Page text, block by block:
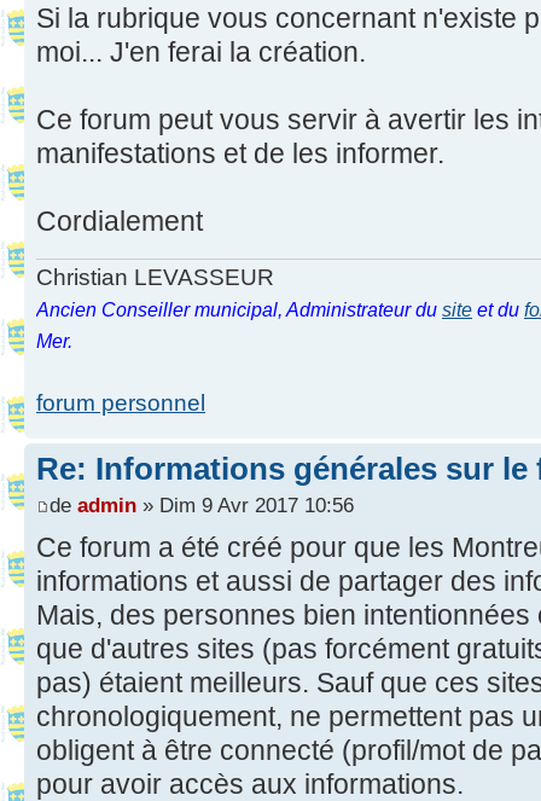
Si la rubrique vous concernant n'existe
moi... J'en ferai la création.
Ce forum peut vous servir à avertir les
manifestations et de les informer.
Cordialement
Christian LEVASSEUR
Ancien Conseiller municipal, Administrateur du site et du
Mer.
forum personnel
Re: Informations générales sur le
de admin » Dim 9 Avr 2017 10:56
Ce forum a été créé pour que les
informations et aussi de partager des
Mais, des personnes bien
que d'autres sites (pas forcément
pas) étaient meilleurs. Sauf que ces
chronologiquement, ne permettent pas
obligent à être connecté (profil/mot de
pour avoir accès aux informations.